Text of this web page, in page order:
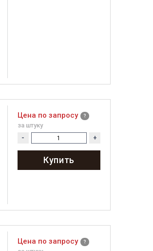
Цена по запросу
за штуку
- +
Купить
Цена по запросу